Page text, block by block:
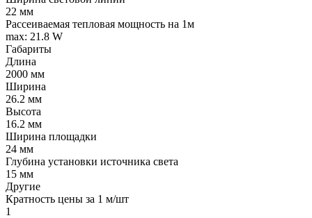
22 мм
Рассеиваемая тепловая мощность на 1м
max: 21.8 W
Габариты
Длина
2000 мм
Ширина
26.2 мм
Высота
16.2 мм
Ширина площадки
24 мм
Глубина установки источника света
15 мм
Другие
Кратность цены за 1 м/шт
1